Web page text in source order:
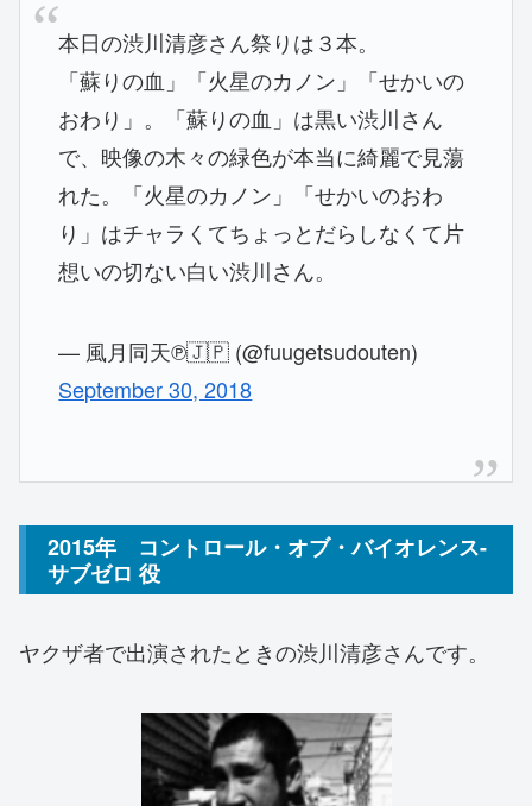
本日の渋川清彦さん祭りは３本。
「蘇りの血」「火星のカノン」「せかいの
おわり」。「蘇りの血」は黒い渋川さん
で、映像の木々の緑色が本当に綺麗で見蕩
れた。「火星のカノン」「せかいのおわ
り」はチャラくてちょっとだらしなくて片
想いの切ない白い渋川さん。
— 風月同天℗🇯🇵 (@fuugetsudouten)
September 30, 2018
2015年 コントロール・オブ・バイオレンス-
サブゼロ 役
ヤクザ者で出演されたときの渋川清彦さんです。